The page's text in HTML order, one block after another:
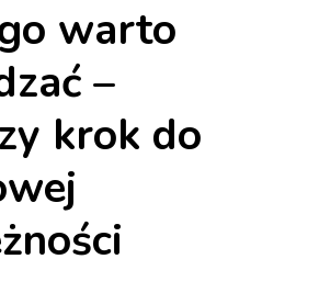
warto
–
krok do